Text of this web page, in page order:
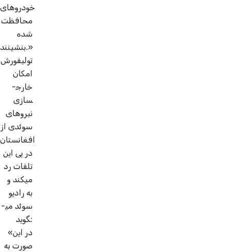
خودروهای
محافظت
شده
بنشینند.»
تولی­فورش
امکان
خارج­
سازی
نیروهای
سوئدی از
افغانستان
در پی این
تلفات رد
می­کند و
به رادیو
سوئد می­
گوید:
«در این
صورت به